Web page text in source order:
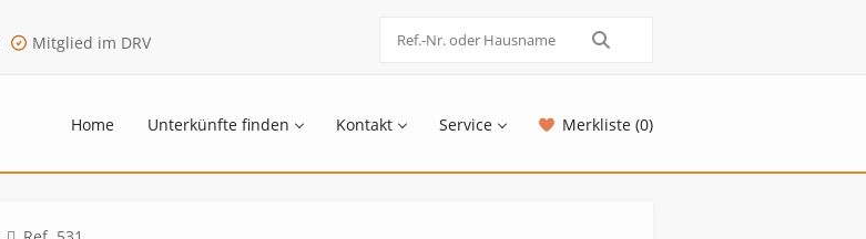
Mitglied im DRV
Home Unterkünfte finden Kontakt Service Merkliste (0)